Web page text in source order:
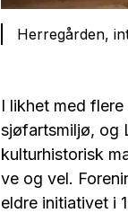
Herregården,
I likhet med
sjøfartsmiljø, og
kulturhistorisk
ve og vel.
eldre initiativet i